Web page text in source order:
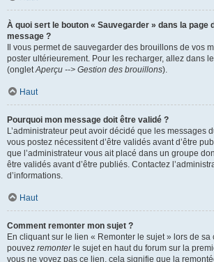
À quoi sert le bouton « Sauvegarder » dans la page
message ?
Il vous permet de sauvegarder des brouillons de vos
poster ultérieurement. Pour les recharger, allez dans
(ongletAperçu --> Gestion des brouillons).
Haut
Pourquoi mon message doit être validé ?
L’administrateur peut avoir décidé que les messages
vous postez nécessitent d’être validés avant d’être
que l’administrateur vous ait placé dans un groupe
être validés avant d’être publiés. Contactez
d’informations.
Haut
Comment remonter mon sujet ?
En cliquant sur le lien « Remonter le sujet » lors de sa
pouvez remonterle sujet en haut du forum sur la
vous ne voyez pas ce lien, cela signifie que la